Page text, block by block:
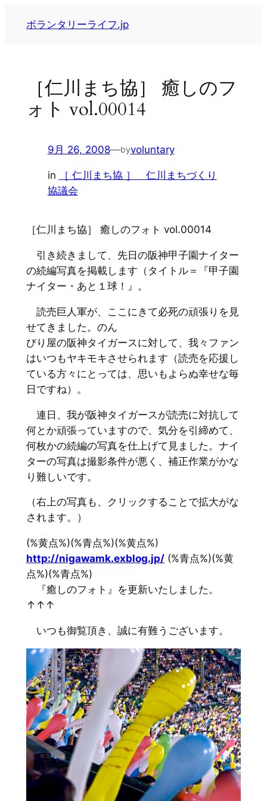
ボランタリーライフ.jp
［仁川まち協］ 癒しのフ
ォト vol.00014
9月 26, 2008—byvoluntary
in
［ 仁川まち協 ］ 仁川まちづくり
協議会
［仁川まち協］ 癒しのフォト vol.00014
引き続きまして、先日の阪神甲子園ナイター
の続編写真を掲載します（タイトル＝『甲子園
ナイター・あと１球！』。
読売巨人軍が、ここにきて必死の頑張りを見
せてきました。のん
びり屋の阪神タイガースに対して、我々ファン
はいつもヤキモキさせられます（読売を応援し
ている方々にとっては、思いもよらぬ幸せな毎
日ですね）。
連日、我が阪神タイガースが読売に対抗して
何とか頑張っていますので、気分を引締めて、
何枚かの続編の写真を仕上げて見ました。ナイ
ターの写真は撮影条件が悪く、補正作業がかな
り難しいです。
（右上の写真も、クリックすることで拡大がな
されます。）
(%黄点%)(%青点%)(%黄点%)
http://nigawamk.exblog.jp/(%青点%)(%黄
点%)(%青点%)
『癒しのフォト』を更新いたしました。
↑↑↑
いつも御覧頂き、誠に有難うございます。